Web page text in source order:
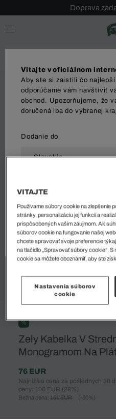
Doprava
Sezónny
%
Zely Kabelka V
Monogramom Na
76 EUR
Najnižšia cena za posledných 30
ceny: 106 EUR (28%)
Bežná cena: 151 EUR (-50%)
Vitajte v oficiálnom
Aby ste si zaistili čo
odporúčame vám navštíviť
obchod. Upozorňujeme, že
doručená iba do vybranej
Dodanie do
ZAČAŤ NAKUPOVAŤ
VITAJTE
Používame súbory cookie na zlepšenie
stránky, personalizáciu jej funkcií a
prispôsobených vašim záujmom. Ak
súborov cookie na fungovanie našej
chcete spravovať svoje preferencie
na tlačidlo „Spravovať súbory cookie“.
cookie sa môžete oboznámiť, aby ste
Nastavenia súborov
cookie